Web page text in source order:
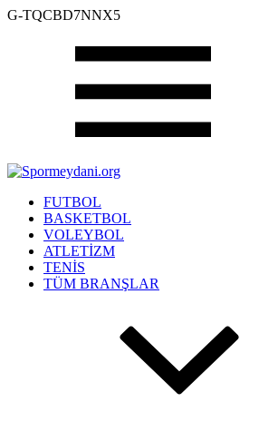
G-TQCBD7NNX5
FUTBOL
BASKETBOL
VOLEYBOL
ATLETİZM
TENİS
TÜM BRANŞLAR